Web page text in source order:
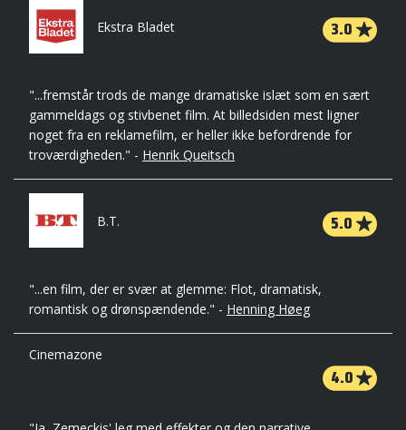
Ekstra Bladet 3.0
"...fremstår trods de mange dramatiske islæt som en sært
gammeldags og stivbenet film. At billedsiden mest ligner
noget fra en reklamefilm, er heller ikke befordrende for
troværdigheden." - Henrik Queitsch
B.T. 5.0
"...en film, der er svær at glemme: Flot, dramatisk,
romantisk og drønspændende." - Henning Høeg
Cinemazone
4.0